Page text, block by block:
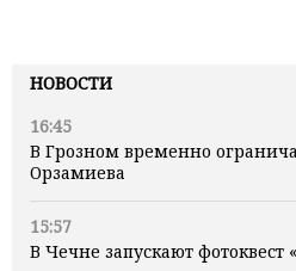
НОВОСТИ
16:45
В Грозном временно
Орзамиева
15:57
В Чечне запускают фотоквест